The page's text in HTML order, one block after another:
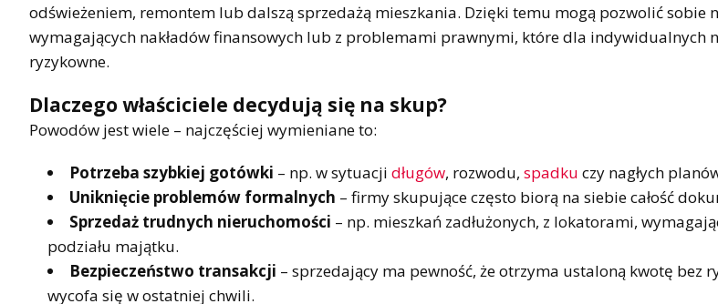
odświeżeniem, remontem lub dalszą sprzedażą mieszkania. Dzięki temu mogą pozwolić sobie
wymagających nakładów finansowych lub z problemami prawnymi, które dla indywidualnych
ryzykowne.
Dlaczego właściciele decydują się na skup?
Powodów jest wiele – najczęściej wymieniane to:
Potrzeba szybkiej gotówki – np. w sytuacji długów, rozwodu, spadku czy nagłych
Uniknięcie problemów formalnych – firmy skupujące często biorą na siebie całość
Sprzedaż trudnych nieruchomości – np. mieszkań zadłużonych, z lokatorami,
podziału majątku.
Bezpieczeństwo transakcji – sprzedający ma pewność, że otrzyma ustaloną kwotę bez
wycofa się w ostatniej chwili.